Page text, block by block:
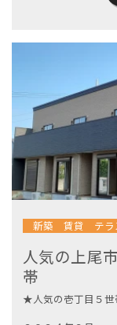
新築 賃貸 テラ
人気の上尾
帯
★人気の壱丁目５